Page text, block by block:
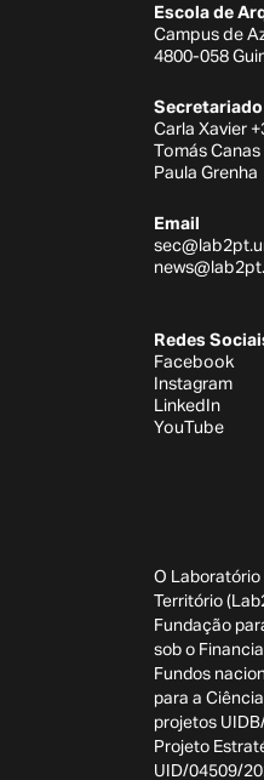
Escola de
Campus de
4800-058
Secretariado
Carla Xavier
Tomás
Paula Grenha
Email
Redes
Facebook
Instagram
LinkedIn
YouTube
O Laboratório
Território
Fundação
sob o
Fundos
para a
projetos
Projeto
UID/04509/